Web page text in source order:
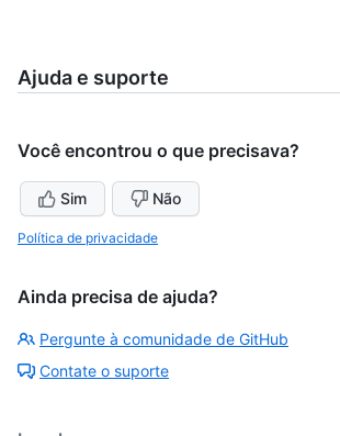
Ajuda e suporte
Você encontrou o que precisava?
Sim Não
Política de privacidade
Ainda precisa de ajuda?
Pergunte à comunidade de GitHub
Contate o suporte